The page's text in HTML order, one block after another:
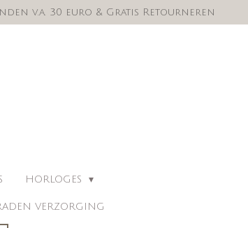
v.a. 30 euro & Gratis Retourneren
HORLOGES
VERZORGING